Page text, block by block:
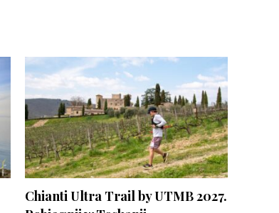
Chianti Ultra Trail by UTMB 2027.